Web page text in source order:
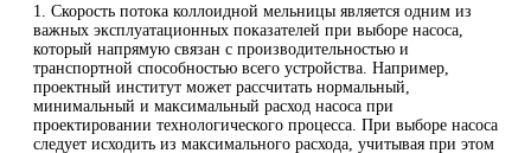
1. Скорость потока коллоидной мельницы является одним из
важных эксплуатационных показателей при выборе насоса,
который напрямую связан с производительностью и
транспортной способностью всего устройства. Например,
проектный институт может рассчитать нормальный,
минимальный и максимальный расход насоса при
проектировании технологического процесса. При выборе насоса
следует исходить из максимального расхода, учитывая при этом